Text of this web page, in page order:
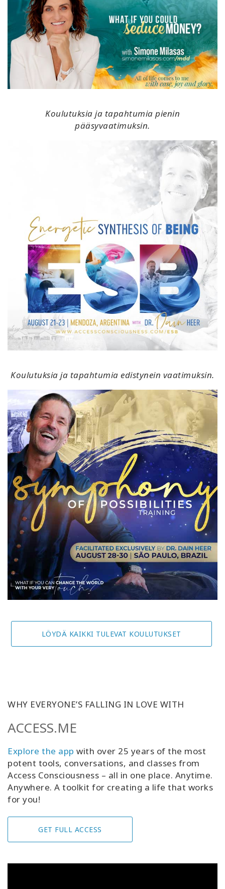
Koulutuksia ja tapahtumia pienin
pääsyvaatimuksin.
Koulutuksia ja tapahtumia edistynein vaatimuksin.
LÖYDÄ KAIKKI TULEVAT KOULUTUKSET
WHY EVERYONE’S FALLING IN LOVE WITH
ACCESS.ME
Explore the app with over 25 years of the most
potent tools, conversations, and classes from
Access Consciousness – all in one place. Anytime.
Anywhere. A toolkit for creating a life that works
for you!
GET FULL ACCESS